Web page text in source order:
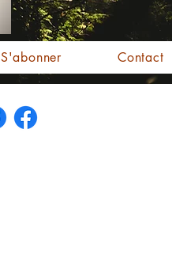
S'abonner Contact